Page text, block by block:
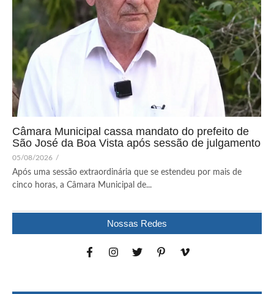
Câmara Municipal cassa mandato do prefeito de
São José da Boa Vista após sessão de julgamento
05/08/2026 /
Após uma sessão extraordinária que se estendeu por mais de
cinco horas, a Câmara Municipal de...
Nossas Redes